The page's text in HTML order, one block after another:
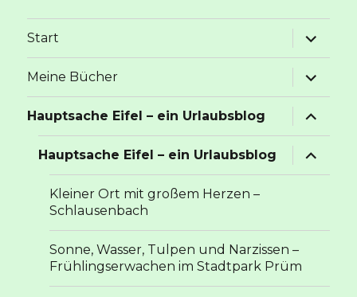
Start
Meine Bücher
Hauptsache Eifel – ein Urlaubsblog
Hauptsache Eifel – ein Urlaubsblog
Kleiner Ort mit großem Herzen –
Schlausenbach
Sonne, Wasser, Tulpen und Narzissen –
Frühlingserwachen im Stadtpark Prüm